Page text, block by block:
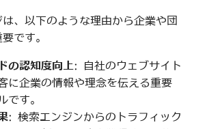
、以下のような理由から企業や団
です。
の認知度向上: 自社のウェブサイト
に企業の情報や理念を伝える重要
です。
: 検索エンジンからのトラフィック